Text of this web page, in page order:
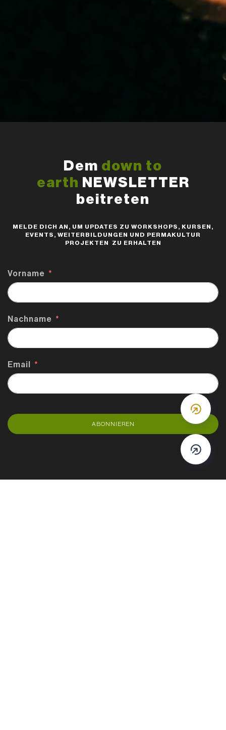
Dem down to
earth NEWSLETTER
beitreten
MELDE DICH AN, UM UPDATES ZU WORKSHOPS, KURSEN,
EVENTS, WEITERBILDUNGEN UND PERMAKULTUR
PROJEKTEN ZU ERHALTEN
Vorname
Nachname
Email
ABONNIEREN